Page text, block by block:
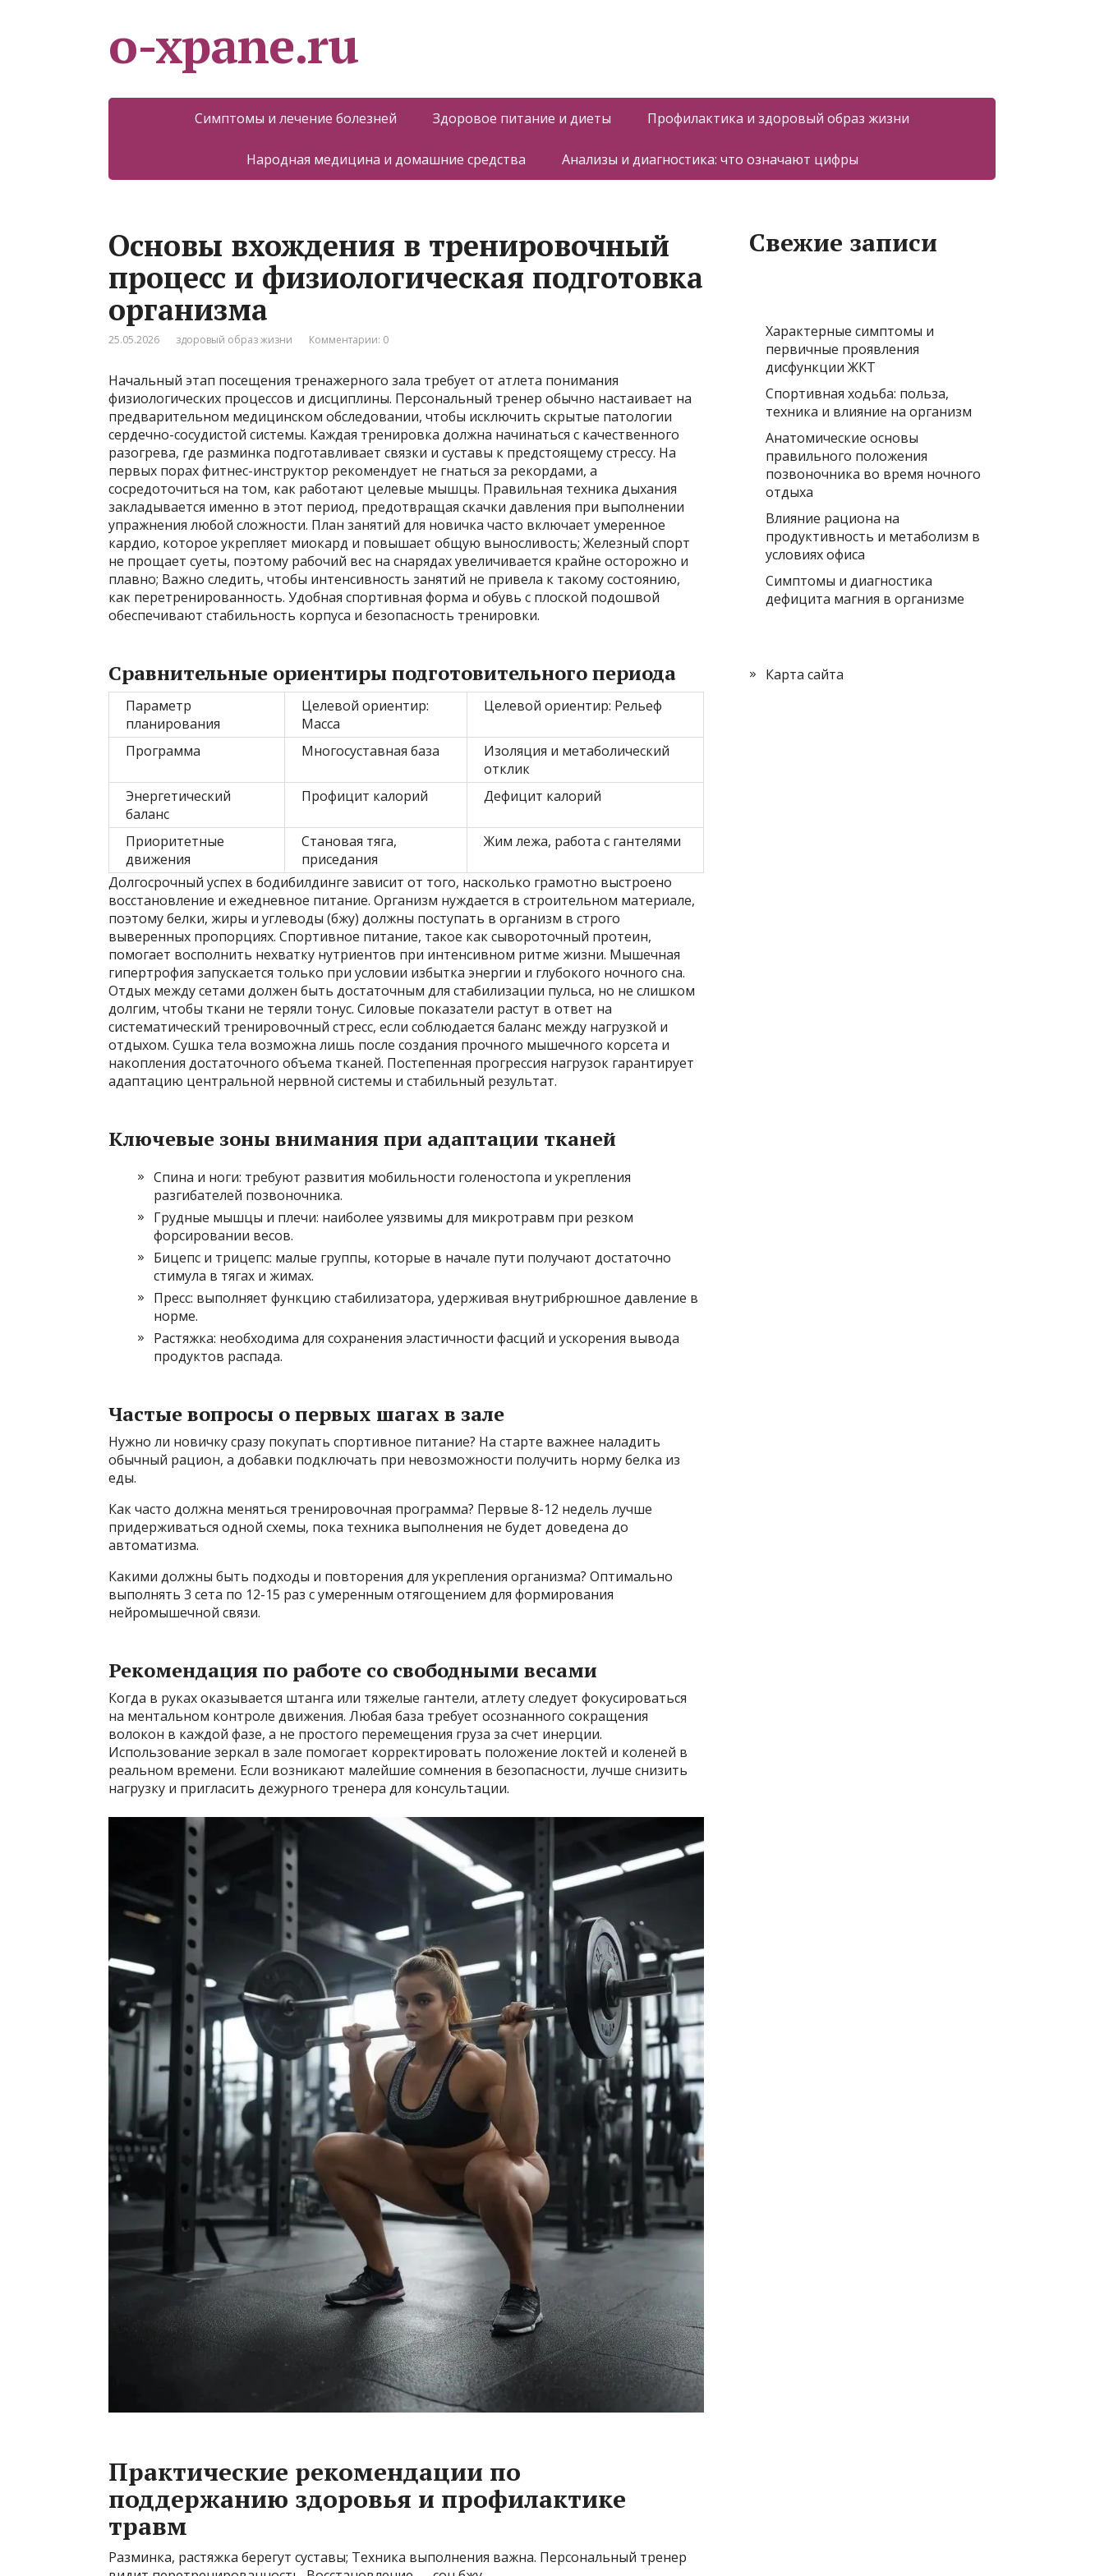
o-xpane.ru
Симптомы и лечение болезней Здоровое питание и диеты Профилактика и здоровый образ жизни
Народная медицина и домашние средства Анализы и диагностика: что означают цифры
Основы вхождения в тренировочный
процесс и физиологическая подготовка
организма
25.05.2026 здоровый образ жизни Комментарии: 0
Начальный этап посещения тренажерного зала требует от атлета понимания
физиологических процессов и дисциплины. Персональный тренер обычно настаивает на
предварительном медицинском обследовании, чтобы исключить скрытые патологии
сердечно-сосудистой системы. Каждая тренировка должна начинаться с качественного
разогрева, где разминка подготавливает связки и суставы к предстоящему стрессу. На
первых порах фитнес-инструктор рекомендует не гнаться за рекордами, а
сосредоточиться на том, как работают целевые мышцы. Правильная техника дыхания
закладывается именно в этот период, предотвращая скачки давления при выполнении
упражнения любой сложности. План занятий для новичка часто включает умеренное
кардио, которое укрепляет миокард и повышает общую выносливость; Железный спорт
не прощает суеты, поэтому рабочий вес на снарядах увеличивается крайне осторожно и
плавно; Важно следить, чтобы интенсивность занятий не привела к такому состоянию,
как перетренированность. Удобная спортивная форма и обувь с плоской подошвой
обеспечивают стабильность корпуса и безопасность тренировки.
Сравнительные ориентиры подготовительного периода
Параметр
планирования
Целевой ориентир:
Масса
Целевой ориентир: Рельеф
Программа Многосуставная база
Изоляция и метаболический
отклик
Энергетический
баланс
Профицит калорий Дефицит калорий
Приоритетные
движения
Становая тяга,
приседания
Жим лежа, работа с гантелями
Долгосрочный успех в бодибилдинге зависит от того, насколько грамотно выстроено
восстановление и ежедневное питание. Организм нуждается в строительном материале,
поэтому белки, жиры и углеводы (бжу) должны поступать в организм в строго
выверенных пропорциях. Спортивное питание, такое как сывороточный протеин,
помогает восполнить нехватку нутриентов при интенсивном ритме жизни. Мышечная
гипертрофия запускается только при условии избытка энергии и глубокого ночного сна.
Отдых между сетами должен быть достаточным для стабилизации пульса, но не слишком
долгим, чтобы ткани не теряли тонус. Силовые показатели растут в ответ на
систематический тренировочный стресс, если соблюдается баланс между нагрузкой и
отдыхом. Сушка тела возможна лишь после создания прочного мышечного корсета и
накопления достаточного объема тканей. Постепенная прогрессия нагрузок гарантирует
адаптацию центральной нервной системы и стабильный результат.
Ключевые зоны внимания при адаптации тканей
Спина и ноги: требуют развития мобильности голеностопа и укрепления
разгибателей позвоночника.
Грудные мышцы и плечи: наиболее уязвимы для микротравм при резком
форсировании весов.
Бицепс и трицепс: малые группы, которые в начале пути получают достаточно
стимула в тягах и жимах.
Пресс: выполняет функцию стабилизатора, удерживая внутрибрюшное давление в
норме.
Растяжка: необходима для сохранения эластичности фасций и ускорения вывода
продуктов распада.
Частые вопросы о первых шагах в зале
Нужно ли новичку сразу покупать спортивное питание? На старте важнее наладить
обычный рацион, а добавки подключать при невозможности получить норму белка из
еды.
Как часто должна меняться тренировочная программа? Первые 8-12 недель лучше
придерживаться одной схемы, пока техника выполнения не будет доведена до
автоматизма.
Какими должны быть подходы и повторения для укрепления организма? Оптимально
выполнять 3 сета по 12-15 раз с умеренным отягощением для формирования
нейромышечной связи.
Рекомендация по работе со свободными весами
Когда в руках оказывается штанга или тяжелые гантели, атлету следует фокусироваться
на ментальном контроле движения. Любая база требует осознанного сокращения
волокон в каждой фазе, а не простого перемещения груза за счет инерции.
Использование зеркал в зале помогает корректировать положение локтей и коленей в
реальном времени. Если возникают малейшие сомнения в безопасности, лучше снизить
нагрузку и пригласить дежурного тренера для консультации.
Практические рекомендации по
поддержанию здоровья и профилактике
травм
Разминка, растяжка берегут суставы; Техника выполнения важна. Персональный тренер
Свежие записи
Характерные симптомы и
первичные проявления
дисфункции ЖКТ
Спортивная ходьба: польза,
техника и влияние на организм
Анатомические основы
правильного положения
позвоночника во время ночного
отдыха
Влияние рациона на
продуктивность и метаболизм в
условиях офиса
Симптомы и диагностика
дефицита магния в организме
Карта сайта